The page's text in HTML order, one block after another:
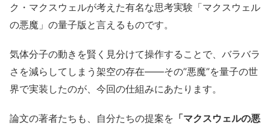
ク・マクスウェルが考えた有名な思考実験「マクスウェル
の悪魔」の量子版と言えるものです。
気体分子の動きを賢く見分けて操作することで、バラバラ
さを減らしてしまう架空の存在——その”悪魔”を量子の世
界で実装したのが、今回の仕組みにあたります。
論文の著者たちも、自分たちの提案を 「マクスウェルの悪